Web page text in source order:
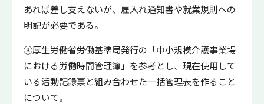
あれば差し支えないが、雇入れ通知書や就業規則への
明記が必要である。
③厚生労働省労働基準局発行の「中小規模介護事業場
における労働時間管理簿」を参考とし、現在使用して
いる活動記録票と組み合わせた一括管理表を作ること
について。